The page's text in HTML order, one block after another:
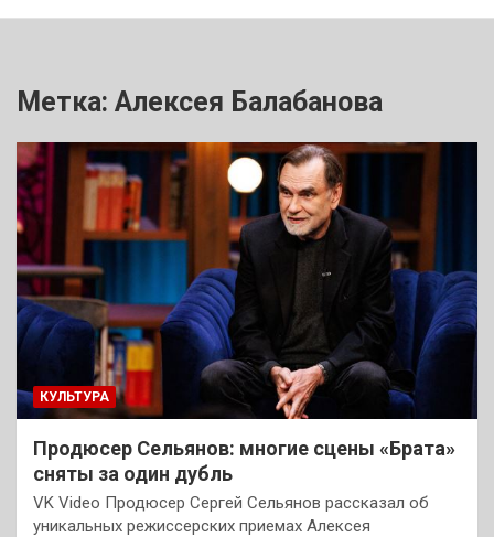
Метка: Алексея Балабанова
КУЛЬТУРА
Продюсер Сельянов: многие сцены «Брата»
сняты за один дубль
VK Video Продюсер Сергей Сельянов рассказал об
уникальных режиссерских приемах Алексея